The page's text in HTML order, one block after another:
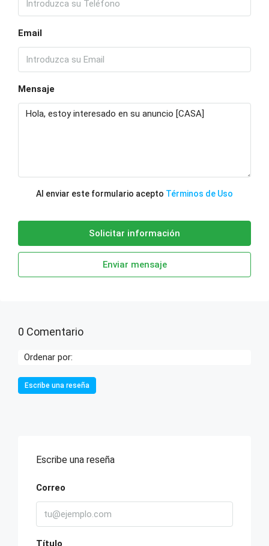
Email
Mensaje
Al enviar este formulario acepto Términos de Uso
Solicitar información
Enviar mensaje
0 Comentario
Ordenar por:
Escribe una reseña
Escribe una reseña
Correo
Título